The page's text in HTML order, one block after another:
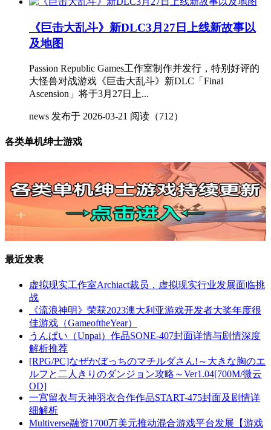
《巨击大乱斗》新DLC3月27日上线新故事以
及地图
Passion Republic Games工作室制作并发行，特别好评的
大怪兽对战游戏《巨击大乱斗》新DLC「Final
Ascension」将于3月27日上...
news 发布于 2026-03-21 阅读（712）
各类单机绅士游戏
最近发表
虚拟现实工作室Archiact裁员，虚拟现实行业发展面临挑
战
《流浪神明》荣获2023澳大利亚游戏开发者大奖年度很
佳游戏（GameoftheYear）
うんぱい（Unpai）作品SONE-407封面详情与剧情深度
解析推荐
[RPG/PC]なぜかぼっちのマチルダさん!～大きな胸のエ
ルフと二人きりのダンジョン攻略～Ver1.04[700M/微云
OD]
一宫留衣与天神羽衣合作作品START-475封面及剧情详
细解析
Multiverse融资1700万美元推动混合游戏平台发展【游戏